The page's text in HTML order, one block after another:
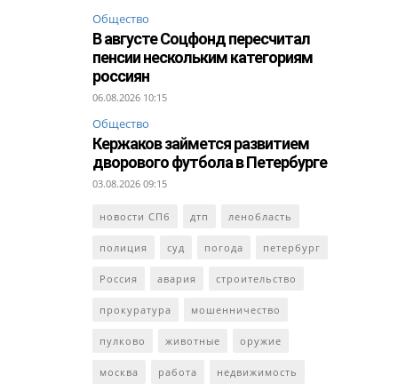
Общество
В августе Соцфонд пересчитал
пенсии нескольким категориям
россиян
06.08.2026 10:15
Общество
Кержаков займется развитием
дворового футбола в Петербурге
03.08.2026 09:15
новости СПб дтп ленобласть
полиция суд погода петербург
Россия авария строительство
прокуратура мошенничество
пулково животные оружие
москва работа недвижимость